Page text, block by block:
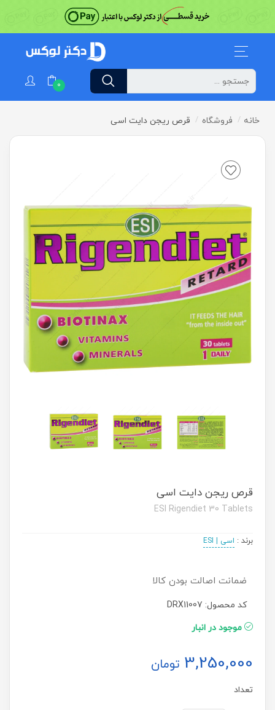
0
خانه فروشگاه قرص ریجن دایت اسی
قرص ریجن دایت اسی
ESI Rigendiet 30 Tablets
برند : اسی | ESI
ضمانت اصالت بودن کالا
کد محصول: DRX11007
موجود در انبار
3,250,000 تومان
تعداد